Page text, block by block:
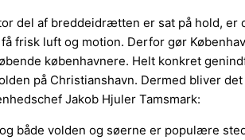
del af breddeidrætten er sat på hold, er
frisk luft og motion. Derfor gør
københavnere. Helt konkret
på Christianshavn. Dermed bliver
Jakob Hjuler Tamsmark:
både volden og søerne er populære